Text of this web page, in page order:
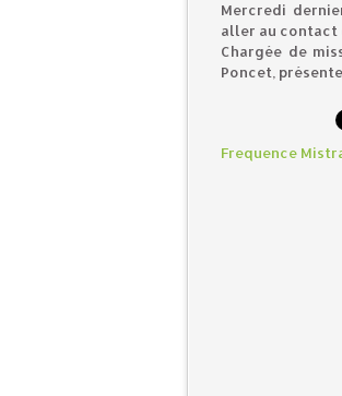
Mercredi
aller au contact
Chargée de
Poncet,
Frequence